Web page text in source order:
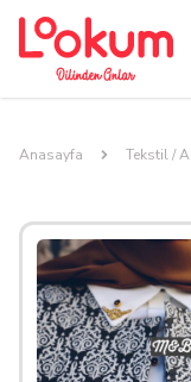
Anasayfa Tekstil /